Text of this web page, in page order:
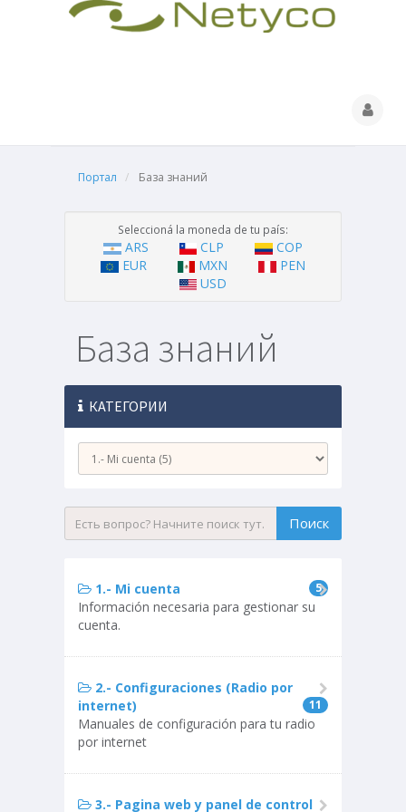
Портал База знаний
Seleccioná la moneda de tu país:
ARS CLP
COP
EUR
MXN
PEN
USD
База знаний
КАТЕГОРИИ
1.- Mi cuenta 5
Información necesaria para gestionar su
cuenta.
2.- Configuraciones (Radio por
internet)
11
Manuales de configuración para tu radio
por internet
3.- Pagina web y panel de control